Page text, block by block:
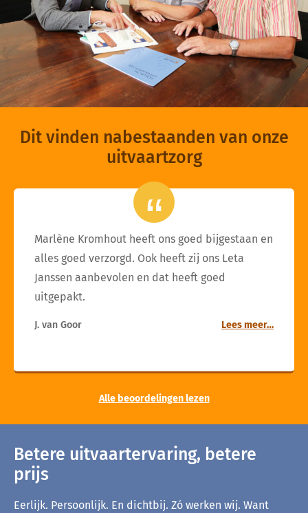
Dit vinden nabestaanden van onze
uitvaartzorg
Marlène Kromhout heeft ons goed bijgestaan en
alles goed verzorgd. Ook heeft zij ons Leta
Janssen aanbevolen en dat heeft goed
uitgepakt.
J. van Goor Lees meer…
Alle beoordelingen lezen
Betere uitvaartervaring, betere
prijs
Eerlijk. Persoonlijk. En dichtbij. Zó werken wij. Want